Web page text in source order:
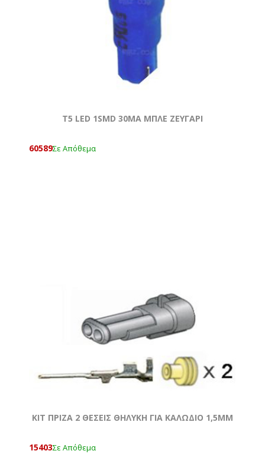
T5 LED 1SMD 30MA ΜΠΛΕ ΖΕΥΓΑΡΙ
60589Σε Απόθεμα
ΚΙΤ ΠΡΙΖΑ 2 ΘΕΣΕΙΣ ΘΗΛΥΚΗ ΓΙΑ ΚΑΛΩΔΙΟ 1,5MM
15403Σε Απόθεμα